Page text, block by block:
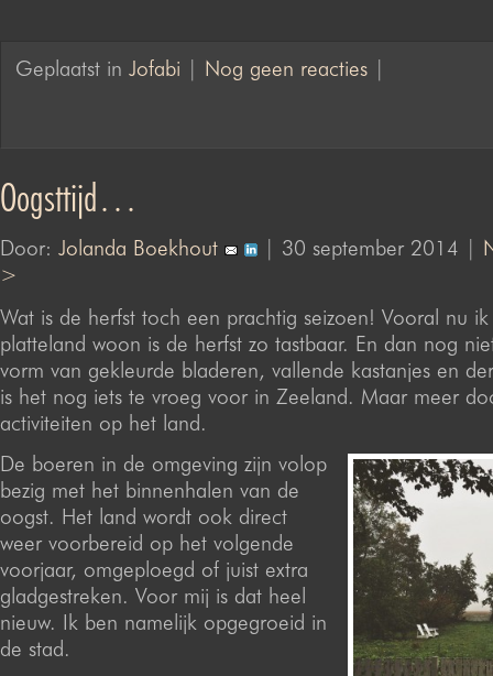
Geplaatst in Jofabi Nog geen reacties
Oogsttijd…
Door: Jolanda Boekhout | 30 september 2014 |
>
Wat is de herfst toch een prachtig seizoen! Vooral nu
platteland woon is de herfst zo tastbaar. En dan nog
vorm van gekleurde bladeren, vallende kastanjes en
is het nog iets te vroeg voor in Zeeland. Maar meer
activiteiten op het land.
De boeren in de omgeving zijn volop
bezig met het binnenhalen van de
oogst. Het land wordt ook direct
weer voorbereid op het volgende
voorjaar, omgeploegd of juist extra
gladgestreken. Voor mij is dat heel
nieuw. Ik ben namelijk opgegroeid in
de stad.